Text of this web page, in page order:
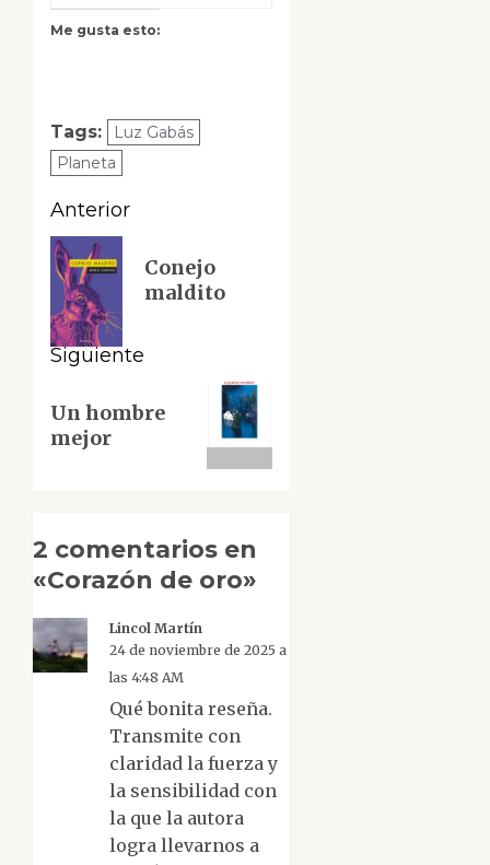
Me gusta esto:
Tags:
Luz Gabás
Planeta
Navegación
de
entradas
Anterior
Entrada
anterior:
Conejo
maldito
Siguiente
entrada:
Un hombre
mejor
2 comentarios en
«Corazón de oro»
Lincol Martín
24 de noviembre de 2025 a
las 4:48 AM
Qué bonita reseña.
Transmite con
claridad la fuerza y
la sensibilidad con
la que la autora
logra llevarnos a